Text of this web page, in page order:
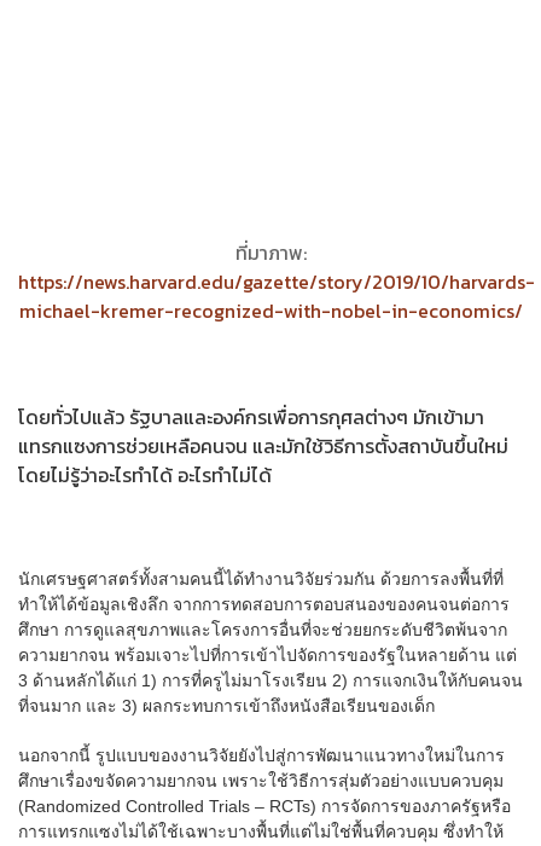
ที่มาภาพ:
https://news.harvard.edu/gazette/story/2019/10/harvards-
michael-kremer-recognized-with-nobel-in-economics/
โดยทั่วไปแล้ว รัฐบาลและองค์กรเพื่อการกุศลต่างๆ มักเข้ามา
แทรกแซงการช่วยเหลือคนจน และมักใช้วิธีการตั้งสถาบันขึ้นใหม่
โดยไม่รู้ว่าอะไรทำได้ อะไรทำไม่ได้
นักเศรษฐศาสตร์ทั้งสามคนนี้ได้ทำงานวิจัยร่วมกัน ด้วยการลงพื้นที่ที่
ทำให้ได้ข้อมูลเชิงลึก จากการทดสอบการตอบสนองของคนจนต่อการ
ศึกษา การดูแลสุขภาพและโครงการอื่นที่จะช่วยยกระดับชีวิตพ้นจาก
ความยากจน พร้อมเจาะไปที่การเข้าไปจัดการของรัฐในหลายด้าน แต่
3 ด้านหลักได้แก่ 1) การที่ครูไม่มาโรงเรียน 2) การแจกเงินให้กับคนจน
ที่จนมาก และ 3) ผลกระทบการเข้าถึงหนังสือเรียนของเด็ก
นอกจากนี้ รูปแบบของงานวิจัยยังไปสู่การพัฒนาแนวทางใหม่ในการ
ศึกษาเรื่องขจัดความยากจน เพราะใช้วิธีการสุ่มตัวอย่างแบบควบคุม
(Randomized Controlled Trials – RCTs) การจัดการของภาครัฐหรือ
การแทรกแซงไม่ได้ใช้เฉพาะบางพื้นที่แต่ไม่ใช่พื้นที่ควบคุม ซึ่งทำให้